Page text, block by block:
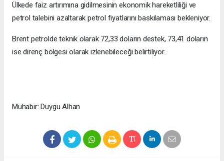
Ülkede faiz artırımına gidilmesinin ekonomik hareketliliği ve
petrol talebini azaltarak petrol fiyatlarını baskılaması bekleniyor.
Brent petrolde teknik olarak 72,33 doların destek, 73,41 doların
ise direnç bölgesi olarak izlenebileceği belirtiliyor.
Muhabir: Duygu Alhan